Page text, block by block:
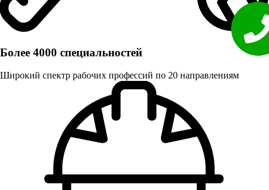
Более 4000 специальностей
Широкий спектр рабочих профессий по 20 направлениям